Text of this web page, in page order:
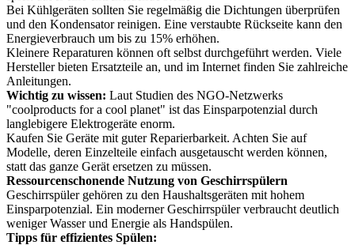
Bei Kühlgeräten sollten Sie regelmäßig die Dichtungen überprüfen
und den Kondensator reinigen. Eine verstaubte Rückseite kann den
Energieverbrauch um bis zu 15% erhöhen.
Kleinere Reparaturen können oft selbst durchgeführt werden. Viele
Hersteller bieten Ersatzteile an, und im Internet finden Sie zahlreiche
Anleitungen.
Wichtig zu wissen: Laut Studien des NGO-Netzwerks
"coolproducts for a cool planet" ist das Einsparpotenzial durch
langlebigere Elektrogeräte enorm.
Kaufen Sie Geräte mit guter Reparierbarkeit. Achten Sie auf
Modelle, deren Einzelteile einfach ausgetauscht werden können,
statt das ganze Gerät ersetzen zu müssen.
Ressourcenschonende Nutzung von Geschirrspülern
Geschirrspüler gehören zu den Haushaltsgeräten mit hohem
Einsparpotenzial. Ein moderner Geschirrspüler verbraucht deutlich
weniger Wasser und Energie als Handspülen.
Tipps für effizientes Spülen: